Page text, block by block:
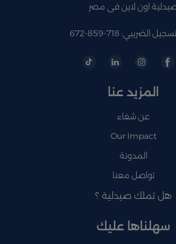
اون لاين فى مصر
الضريبي: 718-859-672
المزيد عنا
عن شفاء
Our Impact
المدونة
تواصل معنا
هل تملك صيدلية ؟
سهلناها عليك